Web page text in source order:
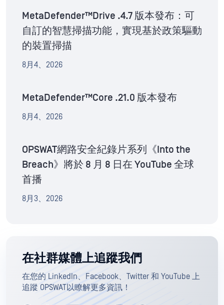
MetaDefender™Drive .4.7 版本發布：可
自訂的智慧掃描功能，實現基於政策驅動
的裝置掃描
8月4、2026
MetaDefender™Core .21.0 版本發布
8月4、2026
OPSWAT網路安全紀錄片系列《Into the
Breach》將於 8 月 8 日在 YouTube 全球
首播
8月3、2026
在社群媒體上追蹤我們
在您的 LinkedIn、Facebook、Twitter 和 YouTube 上
追蹤 OPSWAT以瞭解更多資訊！